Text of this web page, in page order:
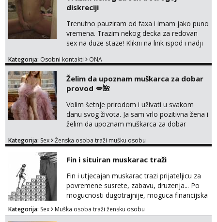
diskreciji
Trenutno pauziram od faxa i imam jako puno
vremena. Trazim nekog decka za redovan
sex na duze staze! Klikni na link ispod i nadji
Kategorija: Osobni kontakti ONA
Želim da upoznam muškarca za dobar
provod 💋🌺
Volim šetnje prirodom i uživati u svakom
danu svog života. Ja sam vrlo pozitivna žena i
želim da upoznam muškarca za dobar
na link ispod i nadji me tamo, cekam te!
Kategorija: Sex Ženska osoba traži mušku osobu
Fin i situiran muskarac traži
Fin i utjecajan muskarac trazi prijateljicu za
povremene susrete, zabavu, druzenja... Po
mogucnosti dugotrajnije, moguca financijska
potpora!
Kategorija: Sex Muška osoba traži žensku osobu